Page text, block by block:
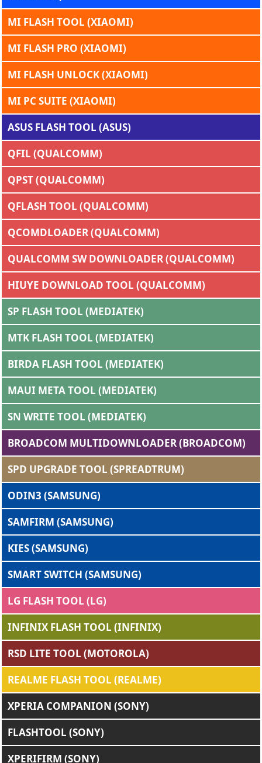
MI FLASH TOOL (XIAOMI)
MI FLASH PRO (XIAOMI)
MI FLASH UNLOCK (XIAOMI)
MI PC SUITE (XIAOMI)
ASUS FLASH TOOL (ASUS)
QFIL (QUALCOMM)
QPST (QUALCOMM)
QFLASH TOOL (QUALCOMM)
QCOMDLOADER (QUALCOMM)
QUALCOMM SW DOWNLOADER (QUALCOMM)
HIUYE DOWNLOAD TOOL (QUALCOMM)
SP FLASH TOOL (MEDIATEK)
MTK FLASH TOOL (MEDIATEK)
BIRDA FLASH TOOL (MEDIATEK)
MAUI META TOOL (MEDIATEK)
SN WRITE TOOL (MEDIATEK)
BROADCOM MULTIDOWNLOADER (BROADCOM)
SPD UPGRADE TOOL (SPREADTRUM)
ODIN3 (SAMSUNG)
SAMFIRM (SAMSUNG)
KIES (SAMSUNG)
SMART SWITCH (SAMSUNG)
LG FLASH TOOL (LG)
INFINIX FLASH TOOL (INFINIX)
RSD LITE TOOL (MOTOROLA)
REALME FLASH TOOL (REALME)
XPERIA COMPANION (SONY)
FLASHTOOL (SONY)
XPERIFIRM (SONY)